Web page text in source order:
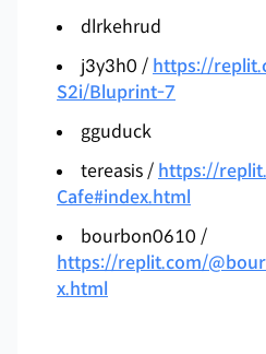
dlrkehrud
j3y3h0 / https://
S2i/Bluprint-7
gguduck
tereasis / https://
Cafe#index.html
bourbon0610 /
https://replit.com/
x.html